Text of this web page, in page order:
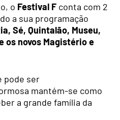
o Festival F conta com 2
a sua programação
Sé, Quintalão, Museu,
os novos Magistério e
pode ser
mantém-se como
a grande família da